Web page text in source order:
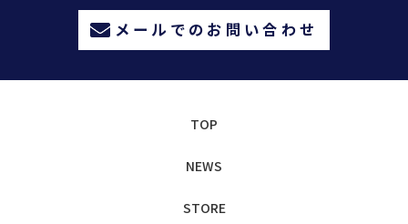
メールでのお問い合わせ
TOP
NEWS
STORE